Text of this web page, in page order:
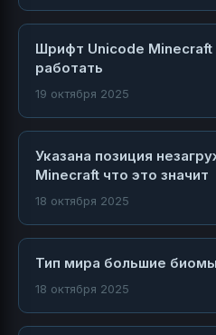
Шрифт Unicode Minecraft
работать
19 октября 2025
Указана позиция
Minecraft что это значит
18 октября 2025
Тип мира большие
18 октября 2025